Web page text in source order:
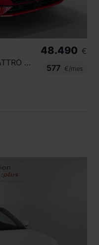
40 TDI 147KW S TRONIC QUATTRO BLACK LINE
48.490 €
577
€/mes